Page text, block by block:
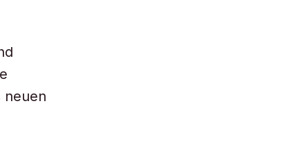
neuen